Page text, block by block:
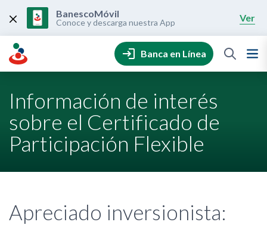
content
BanescoMóvil
Conoce y descarga nuestra App Ver
Banca en Línea
Información de interés
sobre el Certificado de
Participación Flexible
Apreciado inversionista: